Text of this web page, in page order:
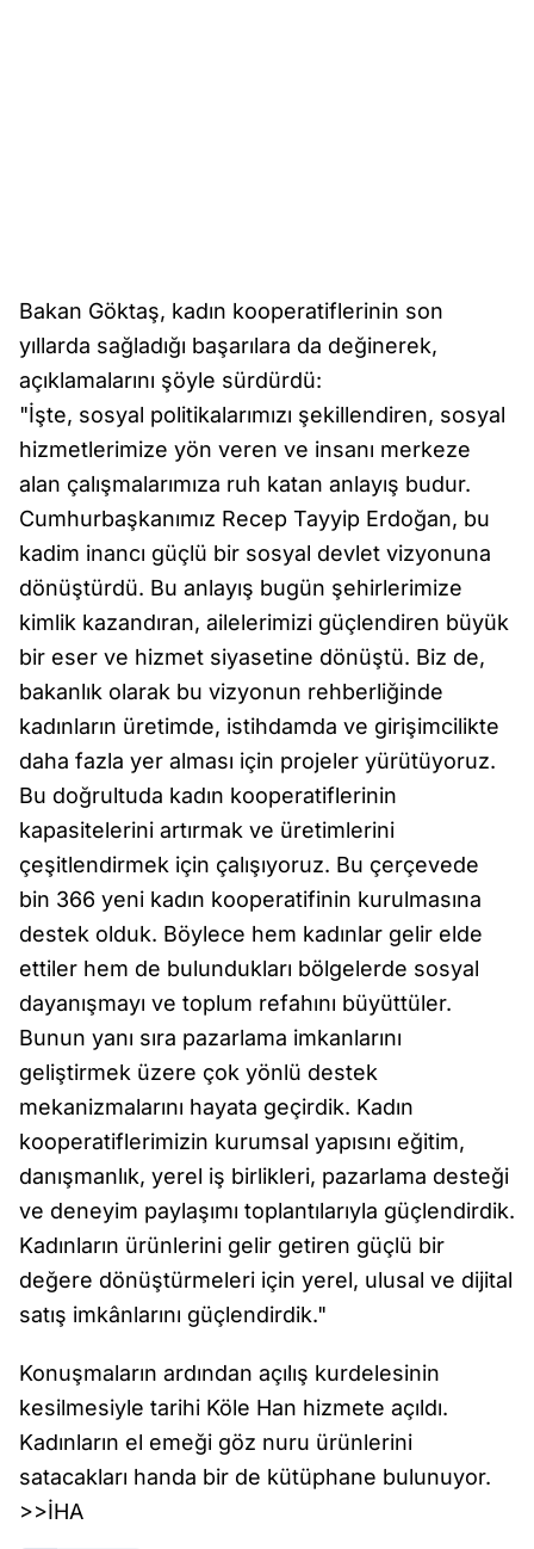
Bakan Göktaş, kadın kooperatiflerinin son
yıllarda sağladığı başarılara da değinerek,
açıklamalarını şöyle sürdürdü:
"İşte, sosyal politikalarımızı şekillendiren, sosyal
hizmetlerimize yön veren ve insanı merkeze
alan çalışmalarımıza ruh katan anlayış budur.
Cumhurbaşkanımız Recep Tayyip Erdoğan, bu
kadim inancı güçlü bir sosyal devlet vizyonuna
dönüştürdü. Bu anlayış bugün şehirlerimize
kimlik kazandıran, ailelerimizi güçlendiren büyük
bir eser ve hizmet siyasetine dönüştü. Biz de,
bakanlık olarak bu vizyonun rehberliğinde
kadınların üretimde, istihdamda ve girişimcilikte
daha fazla yer alması için projeler yürütüyoruz.
Bu doğrultuda kadın kooperatiflerinin
kapasitelerini artırmak ve üretimlerini
çeşitlendirmek için çalışıyoruz. Bu çerçevede
bin 366 yeni kadın kooperatifinin kurulmasına
destek olduk. Böylece hem kadınlar gelir elde
ettiler hem de bulundukları bölgelerde sosyal
dayanışmayı ve toplum refahını büyüttüler.
Bunun yanı sıra pazarlama imkanlarını
geliştirmek üzere çok yönlü destek
mekanizmalarını hayata geçirdik. Kadın
kooperatiflerimizin kurumsal yapısını eğitim,
danışmanlık, yerel iş birlikleri, pazarlama desteği
ve deneyim paylaşımı toplantılarıyla güçlendirdik.
Kadınların ürünlerini gelir getiren güçlü bir
değere dönüştürmeleri için yerel, ulusal ve dijital
satış imkânlarını güçlendirdik."
Konuşmaların ardından açılış kurdelesinin
kesilmesiyle tarihi Köle Han hizmete açıldı.
Kadınların el emeği göz nuru ürünlerini
satacakları handa bir de kütüphane bulunuyor.
>>İHA